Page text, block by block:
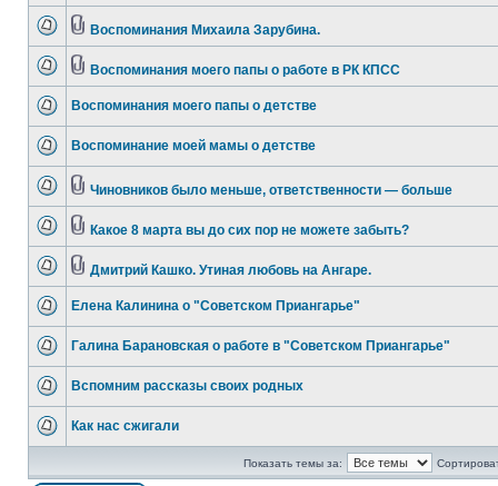
Воспоминания Михаила Зарубина.
Воспоминания моего папы о работе в РК КПСС
Воспоминания моего папы о детстве
Воспоминание моей мамы о детстве
Чиновников было меньше, ответственности — больше
Какое 8 марта вы до сих пор не можете забыть?
Дмитрий Кашко. Утиная любовь на Ангаре.
Елена Калинина о "Советском Приангарье"
Галина Барановская о работе в "Советском Приангарье"
Вспомним рассказы своих родных
Как нас сжигали
Показать темы за: